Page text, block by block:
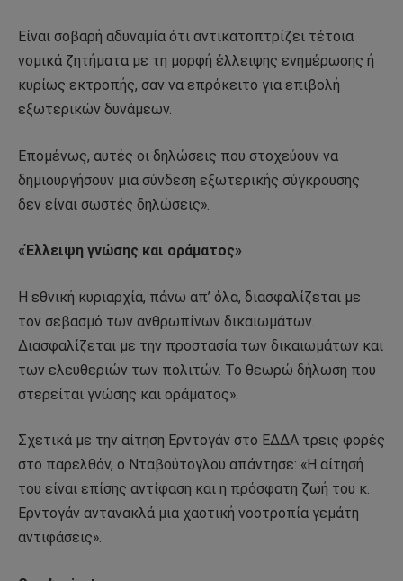
Είναι σοβαρή αδυναμία ότι αντικατοπτρίζει τέτοια
νομικά ζητήματα με τη μορφή έλλειψης ενημέρωσης ή
κυρίως εκτροπής, σαν να επρόκειτο για επιβολή
εξωτερικών δυνάμεων.
Επομένως, αυτές οι δηλώσεις που στοχεύουν να
δημιουργήσουν μια σύνδεση εξωτερικής σύγκρουσης
δεν είναι σωστές δηλώσεις».
«Έλλειψη γνώσης και οράματος»
Η εθνική κυριαρχία, πάνω απ’ όλα, διασφαλίζεται με
τον σεβασμό των ανθρωπίνων δικαιωμάτων.
Διασφαλίζεται με την προστασία των δικαιωμάτων και
των ελευθεριών των πολιτών. Το θεωρώ δήλωση που
στερείται γνώσης και οράματος».
Σχετικά με την αίτηση Ερντογάν στο ΕΔΔΑ τρεις φορές
στο παρελθόν, ο Νταβούτογλου απάντησε: «Η αίτησή
του είναι επίσης αντίφαση και η πρόσφατη ζωή του κ.
Ερντογάν αντανακλά μια χαοτική νοοτροπία γεμάτη
αντιφάσεις».